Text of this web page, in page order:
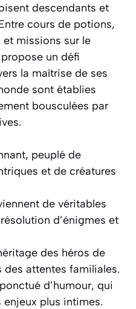
descendants et
cours de potions,
missions sur le
un défi
la maîtrise de ses
sont établies
bousculées par
peuplé de
et de créatures
de véritables
d’énigmes et
des héros de
attentes familiales.
d’humour, qui
enjeux plus intimes.